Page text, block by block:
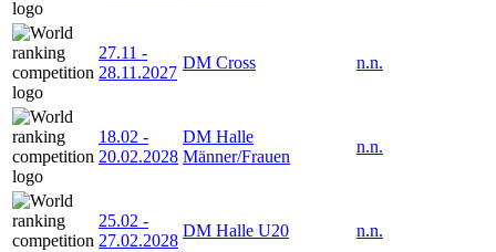
27.11 -
28.11.2027
DM Cross n.n.
18.02 -
20.02.2028
DM Halle
Männer/Frauen
n.n.
25.02 -
27.02.2028
DM Halle U20 n.n.